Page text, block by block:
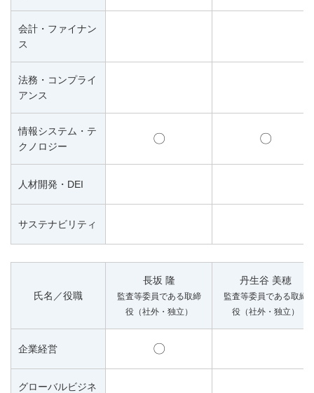
会計・ファイナン
ス
法務・コンプライ
アンス
情報システム・テ
クノロジー
〇 〇
人材開発・DEI
サステナビリティ
氏名／役職
長坂 隆
監査等委員である取締
役（社外・独立）
丹生谷 美穂
監査等委員である取締
役（社外・独立）
企業経営 〇
グローバルビジネ